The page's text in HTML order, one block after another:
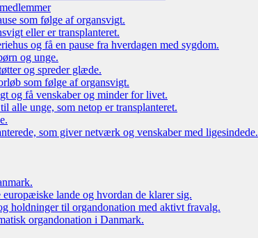
som følge af organsvigt.
eller er transplanteret.
og få en pause fra hverdagen med sygdom.
og unge.
og spreder glæde.
som følge af organsvigt.
og få venskaber og minder for livet.
alle unge, som netop er transplanteret.
som giver netværk og venskaber med ligesindede.
lande og hvordan de klarer sig.
holdninger til organdonation med aktivt fravalg.
organdonation i Danmark.